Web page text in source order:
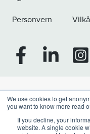
We use cookies to get
you want to know more read
If you decline, your
website. A single cookie
Personvern
Facebook Linkedin